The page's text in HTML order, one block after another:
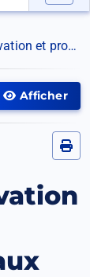
Menu
documents médicaux
Afficher
Afficher
menu